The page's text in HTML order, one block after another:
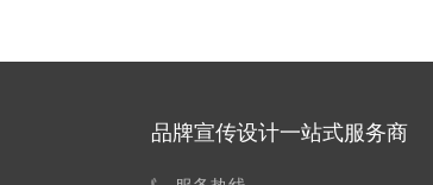
品牌宣传设计一站式服务商